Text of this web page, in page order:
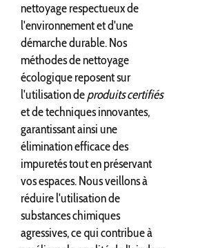
nettoyage respectueux de
l'environnement et d'une
démarche durable. Nos
méthodes de nettoyage
écologique reposent sur
l'utilisation deproduits certifiés
et de techniques innovantes,
garantissant ainsi une
élimination efficace des
impuretés tout en préservant
vos espaces. Nous veillons à
réduire l'utilisation de
substances chimiques
agressives, ce qui contribue à